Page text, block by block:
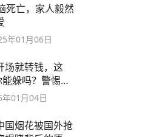
死亡，家人毅然
年01月06日
场就转钱，这
躲吗？警惕网
01月04日
国烟花被国外抢